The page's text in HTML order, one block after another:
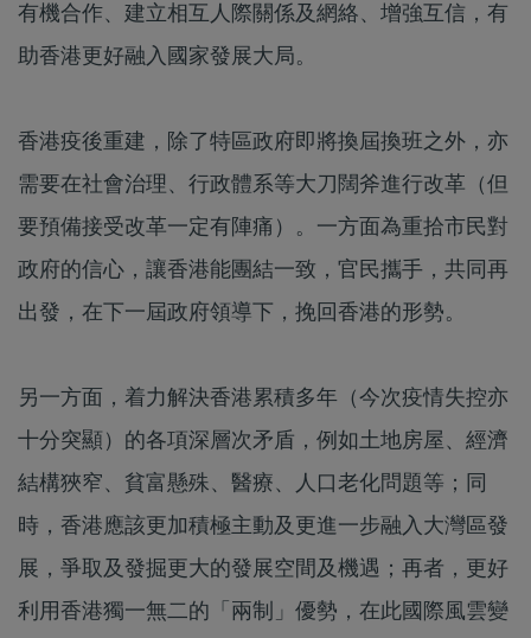
有機合作、建立相互人際關係及網絡、增強互信，有
助香港更好融入國家發展大局。
香港疫後重建，除了特區政府即將換屆換班之外，亦
需要在社會治理、行政體系等大刀闊斧進行改革（但
要預備接受改革一定有陣痛）。一方面為重拾市民對
政府的信心，讓香港能團結一致，官民攜手，共同再
出發，在下一屆政府領導下，挽回香港的形勢。
另一方面，着力解決香港累積多年（今次疫情失控亦
十分突顯）的各項深層次矛盾，例如土地房屋、經濟
結構狹窄、貧富懸殊、醫療、人口老化問題等；同
時，香港應該更加積極主動及更進一步融入大灣區發
展，爭取及發掘更大的發展空間及機遇；再者，更好
利用香港獨一無二的「兩制」優勢，在此國際風雲變